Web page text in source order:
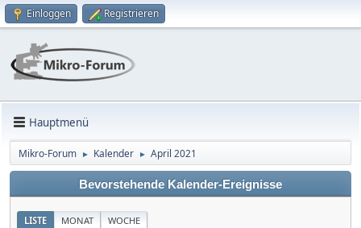
Einloggen Registrieren
Hauptmenü
Mikro-Forum ► Kalender ► April 2021
Bevorstehende Kalender-Ereignisse
LISTE MONAT WOCHE